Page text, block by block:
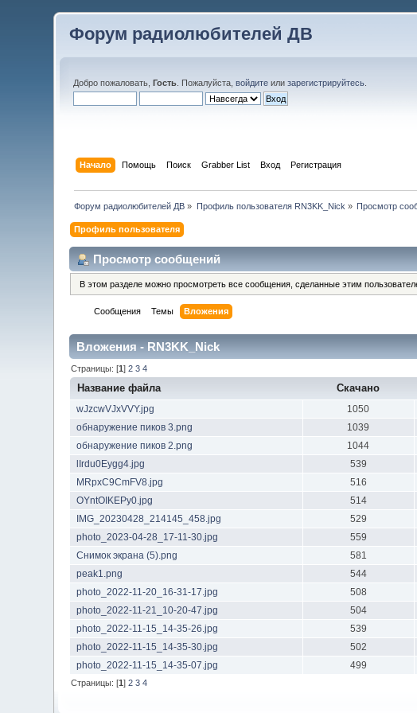
Форум радиолюбителей ДВ
Добро пожаловать,Гость . Пожалуйста,войдите илизарегистрируйтесь
Начало Помощь Поиск Grabber List Вход Регистрация
Форум радиолюбителей ДВ » Профиль пользователя RN3KK_Nick » Просмотр
Профиль пользователя
Просмотр сообщений
В этом разделе можно просмотреть все сообщения, сделанные этим
Сообщения Темы Вложения
Вложения - RN3KK_Nick
Страницы: [1]2 3 4
Название файла Скачано
wJzcwVJxVVY.jpg 1050
обнаружение пиков 3.png
1039
обнаружение пиков 2.png
1044
lIrdu0Eygg4.jpg
539
MRpxC9CmFV8.jpg
516
OYntOIKEPy0.jpg
514
IMG_20230428_214145_458.jpg
529
photo_2023-04-28_17-11-30.jpg
559
Снимок экрана (5).png
581
peak1.png
544
photo_2022-11-20_16-31-17.jpg
508
photo_2022-11-21_10-20-47.jpg
504
photo_2022-11-15_14-35-26.jpg
539
photo_2022-11-15_14-35-30.jpg
502
photo_2022-11-15_14-35-07.jpg
499
Страницы: [1]2 3 4